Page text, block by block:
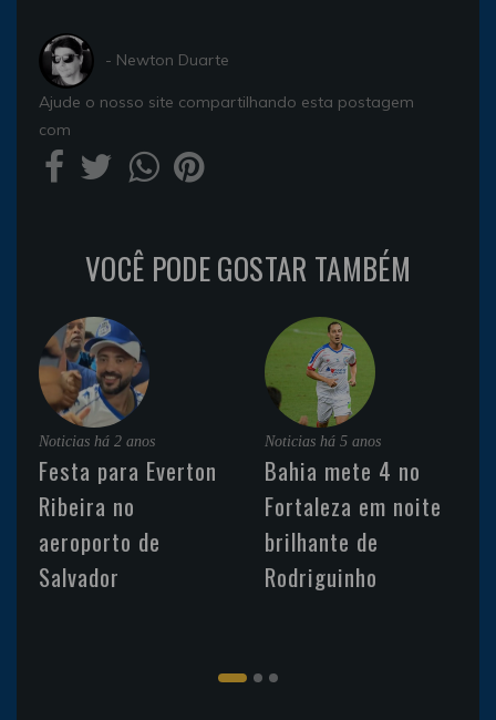
- Newton Duarte
Ajude o nosso site compartilhando esta postagem
com
VOCÊ PODE GOSTAR TAMBÉM
Noticias há 2 anos
Festa para Everton
Ribeira no
aeroporto de
Salvador
Noticias há 5 anos
Bahia mete 4 no
Fortaleza em noite
brilhante de
Rodriguinho